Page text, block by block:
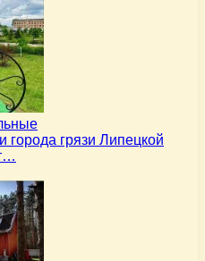
города грязи Липецкой